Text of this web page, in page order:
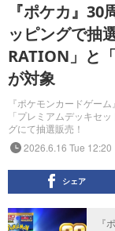
『ポケカ』
ッピングで抽
RATION」と
が対象
『ポケモンカードゲー
「プレミアムデッキセ
グにて抽選販売！
2026.6.16 Tue 12:20
シェア
『